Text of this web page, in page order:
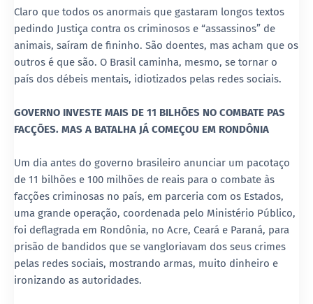
Claro que todos os anormais que gastaram longos textos
pedindo Justiça contra os criminosos e “assassinos” de
animais, saíram de fininho. São doentes, mas acham que os
outros é que são. O Brasil caminha, mesmo, se tornar o
país dos débeis mentais, idiotizados pelas redes sociais.
GOVERNO INVESTE MAIS DE 11 BILHÕES NO COMBATE PAS
FACÇÕES. MAS A BATALHA JÁ COMEÇOU EM RONDÔNIA
Um dia antes do governo brasileiro anunciar um pacotaço
de 11 bilhões e 100 milhões de reais para o combate às
facções criminosas no país, em parceria com os Estados,
uma grande operação, coordenada pelo Ministério Público,
foi deflagrada em Rondônia, no Acre, Ceará e Paraná, para
prisão de bandidos que se vangloriavam dos seus crimes
pelas redes sociais, mostrando armas, muito dinheiro e
ironizando as autoridades.